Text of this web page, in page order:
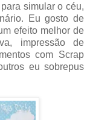
simular o céu,
Eu gosto de
efeito melhor de
impressão de
com Scrap
eu sobrepus